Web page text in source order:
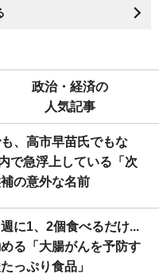
政治・経済の
人気記事
、高市早苗氏でもな
で急浮上している「次
の意外な名前
に1、2個食べるだけ...
る「大腸がんを予防す
っぷり食品」